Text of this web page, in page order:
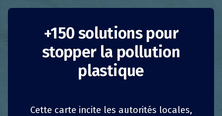
Un « lave-verre
express » à la vapeur
pour le coin café
France
+150 solutions pour
stopper la pollution
plastique
Cette carte incite les autorités locales,